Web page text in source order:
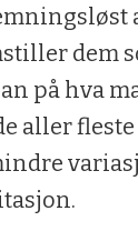
dem
på hva
aller